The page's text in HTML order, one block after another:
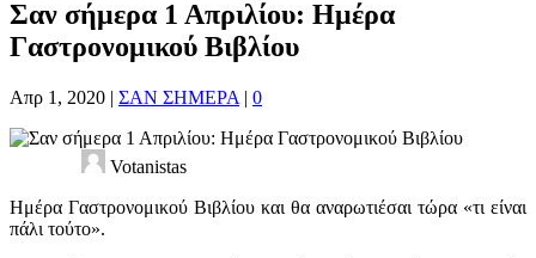
Σαν σήμερα 1 Απριλίου: Ημέρα
Γαστρονομικού Βιβλίου
Απρ 1, 2020 | ΣΑΝ ΣΗΜΕΡΑ | 0
Votanistas
Ημέρα Γαστρονομικού Βιβλίου και θα αναρωτιέσαι τώρα «τι είναι
πάλι τούτο».